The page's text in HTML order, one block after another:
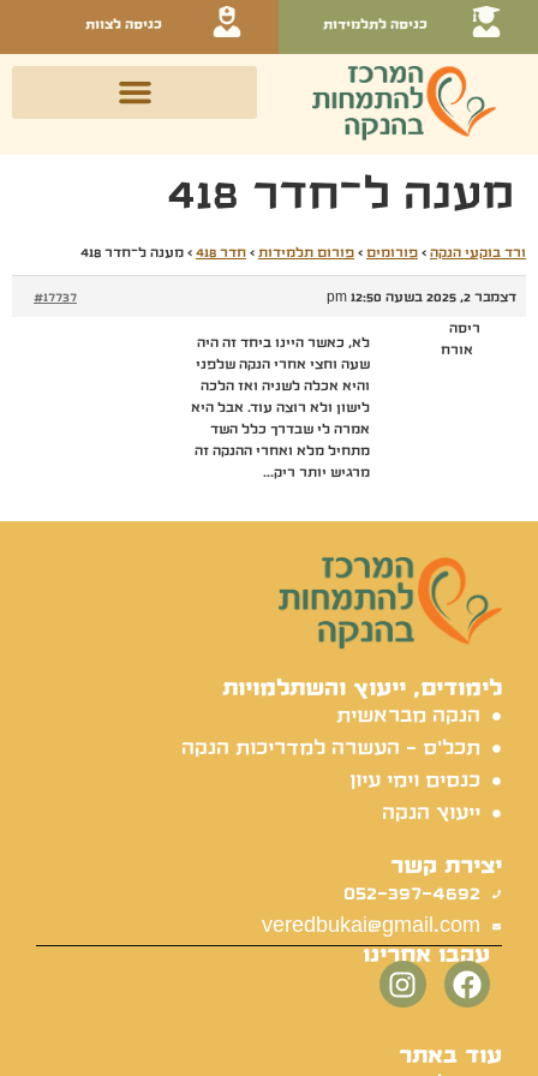
כניסה לתלמידות כניסה לצוות
מענה ל־חדר 418
ורד בוקעי הנקה › פורומים › פורום תלמידות › חדר 418 › מענה ל־חדר 418
דצמבר 2, 2025 בשעה 12:50 pm #17737
ריסה
אורח
לא, כאשר היינו ביחד זה היה
שעה וחצי אחרי הנקה שלפני
והיא אכלה לשניה ואז הלכה
לישון ולא רוצה עוד. אבל היא
אמרה לי שבדרך כלל השד
מתחיל מלא ואחרי ההנקה זה
מרגיש יותר ריק…
לימודים, ייעוץ והשתלמויות
הנקה מבראשית
תכל'ס - העשרה למדריכות הנקה
כנסים וימי עיון
ייעוץ הנקה
יצירת קשר
052-397-4692
veredbukai@gmail.com
עקבו אחרינו
עוד באתר